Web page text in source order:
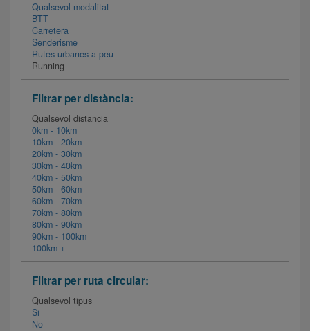
Qualsevol modalitat
BTT
Carretera
Senderisme
Rutes urbanes a peu
Running
Filtrar per distància:
Qualsevol distancia
0km - 10km
10km - 20km
20km - 30km
30km - 40km
40km - 50km
50km - 60km
60km - 70km
70km - 80km
80km - 90km
90km - 100km
100km +
Filtrar per ruta circular:
Qualsevol tipus
Si
No